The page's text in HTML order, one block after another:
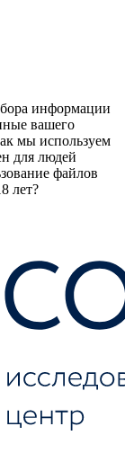
информации
вашего
мы используем
для людей
файлов
лет?